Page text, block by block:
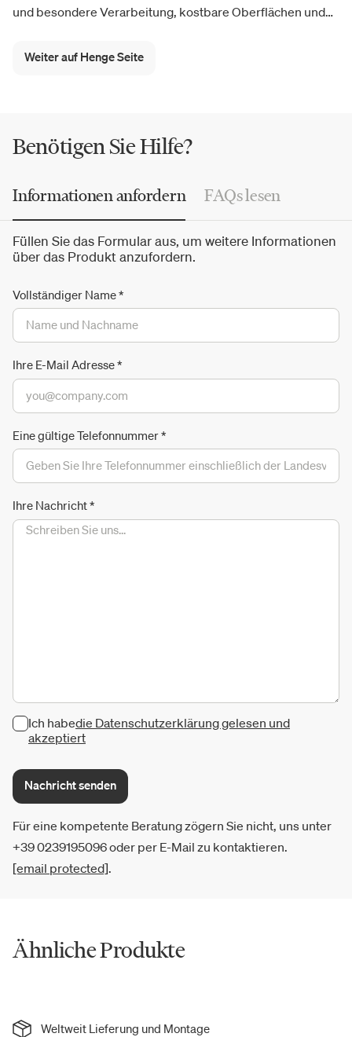
und besondere Verarbeitung, kostbare Oberflächen und
skulpturalen Anziehungskraft des Tisches
einem authentischen Design.
Weiter auf Henge Seite
Benötigen Sie Hilfe?
Informationen anfordern FAQs lesen
Füllen Sie das Formular aus, um weitere Informationen
über das Produkt anzufordern.
Vollständiger Name*
Ihre E-Mail Adresse*
Eine gültige Telefonnummer*
Ihre Nachricht*
Ich habedie Datenschutzerklärung gelesen und
akzeptiert
Nachricht senden
Für eine kompetente Beratung zögern Sie nicht, uns unter
+39 0239195096 oder per E-Mail zu kontaktieren.
[email protected].
Ähnliche Produkte
Weltweit Lieferung und Montage